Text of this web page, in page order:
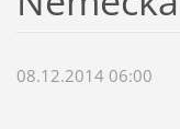
08.12.2014 06:00